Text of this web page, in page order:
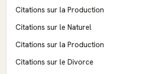
Citations sur la Production
Citations sur le Naturel
Citations sur la Production
Citations sur le Divorce